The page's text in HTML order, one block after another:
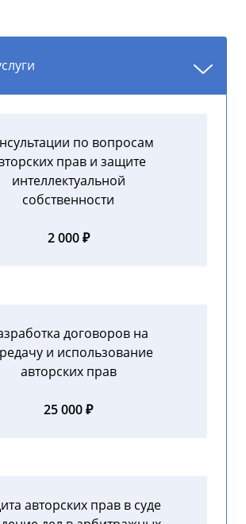
по вопросам
прав и защите
интеллектуальной
собственности
2 000 ₽
договоров на
и использование
авторских прав
25 000 ₽
авторских прав в суде